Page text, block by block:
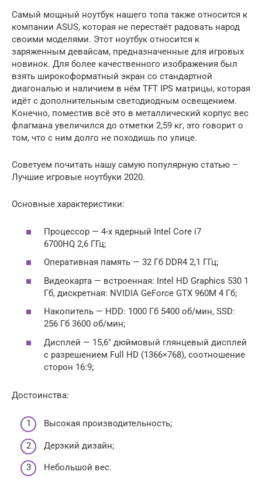
Самый мощный ноутбук нашего топа также относится к
компании ASUS, которая не перестаёт радовать народ
своими моделями. Этот ноутбук относится к
заряженным девайсам, предназначенные для игровых
новинок. Для более качественного изображения был
взять широкоформатный экран со стандартной
диагональю и наличием в нём TFT IPS матрицы, которая
идёт с дополнительным светодиодным освещением.
Конечно, поместив всё это в металлический корпус вес
флагмана увеличился до отметки 2,59 кг, это говорит о
том, что с ним долго не походишь по улице.
Советуем почитать нашу самую популярную статью –
Лучшие игровые ноутбуки 2020.
Основные характеристики:
Процессор — 4-х ядерный Intel Core i7
6700HQ 2,6 ГГц;
Оперативная память — 32 Гб DDR4 2,1 ГГц;
Видеокарта — встроенная: Intel HD Graphics 530 1
Гб, дискретная: NVIDIA GeForce GTX 960M 4 Гб;
Накопитель — HDD: 1000 Гб 5400 об/мин, SSD:
256 Гб 3600 об/мин;
Дисплей — 15,6″ дюймовый глянцевый дисплей
с разрешением Full HD (1366×768), соотношение
сторон 16:9;
Достоинства:
Высокая производительность;
Дерзкий дизайн;
Небольшой вес.